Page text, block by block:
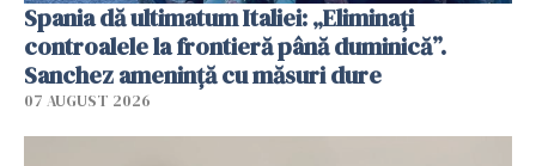
Spania dă ultimatum Italiei: „Eliminați
controalele la frontieră până duminică”.
Sanchez amenință cu măsuri dure
07 AUGUST 2026